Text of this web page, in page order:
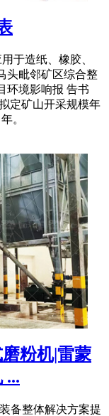
于造纸、橡胶、
头毗邻矿区综合整
环境影响报 告书
定矿山开采规模年
。
粉机|雷蒙
...
备整体解决方案提